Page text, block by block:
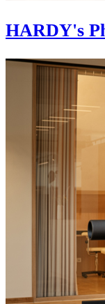
HARDY's